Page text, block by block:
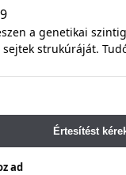
a genetikai
strukúráját.
Értesítést
ad